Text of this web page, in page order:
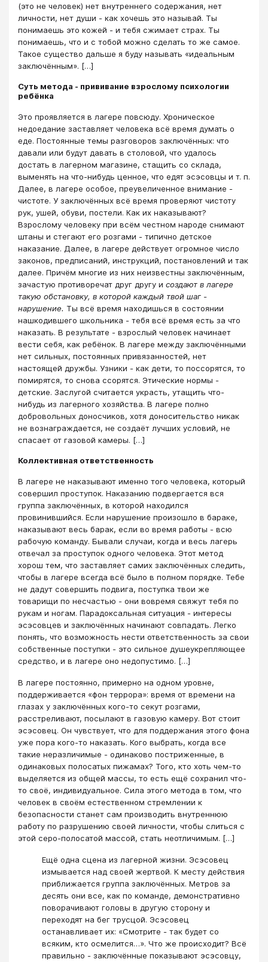
(это не человек) нет внутреннего содержания, нет
личности, нет души - как хочешь это называй. Ты
понимаешь это кожей - и тебя сжимает страх. Ты
понимаешь, что и с тобой можно сделать то же самое.
Такое существо дальше я буду называть «идеальным
заключённым». […]
Суть метода - прививание взрослому психологии
ребёнка
Это проявляется в лагере повсюду. Хроническое
недоедание заставляет человека всё время думать о
еде. Постоянные темы разговоров заключённых: что
давали или будут давать в столовой, что удалось
достать в лагерном магазине, стащить со склада,
выменять на что-нибудь ценное, что едят эсэсовцы и т. п.
Далее, в лагере особое, преувеличенное внимание -
чистоте. У заключённых всё время проверяют чистоту
рук, ушей, обуви, постели. Как их наказывают?
Взрослому человеку при всём честном народе снимают
штаны и стегают его розгами - типично детское
наказание. Далее, в лагере действует огромное число
законов, предписаний, инструкций, постановлений и так
далее. Причём многие из них неизвестны заключённым,
зачастую противоречат друг другу и создают в лагере
такую обстановку, в которой каждый твой шаг -
нарушение. Ты всё время находишься в состоянии
нашкодившего школьника - тебя всё время есть за что
наказать. В результате - взрослый человек начинает
вести себя, как ребёнок. В лагере между заключёнными
нет сильных, постоянных привязанностей, нет
настоящей дружбы. Узники - как дети, то поссорятся, то
помирятся, то снова ссорятся. Этические нормы -
детские. Заслугой считается украсть, утащить что-
нибудь из лагерного хозяйства. В лагере полно
добровольных доносчиков, хотя доносительство никак
не вознаграждается, не создаёт лучших условий, не
спасает от газовой камеры. […]
Коллективная ответственность
В лагере не наказывают именно того человека, который
совершил проступок. Наказанию подвергается вся
группа заключённых, в которой находился
провинившийся. Если нарушение произошло в бараке,
наказывают весь барак, если во время работы - всю
рабочую команду. Бывали случаи, когда и весь лагерь
отвечал за проступок одного человека. Этот метод
хорош тем, что заставляет самих заключённых следить,
чтобы в лагере всегда всё было в полном порядке. Тебе
не дадут совершить подвига, поступка твои же
товарищи по несчастью - они вовремя свяжут тебя по
рукам и ногам. Парадоксальная ситуация - интересы
эсэсовцев и заключённых начинают совпадать. Легко
понять, что возможность нести ответственность за свои
собственные поступки - это сильное душеукрепляющее
средство, и в лагере оно недопустимо. […]
В лагере постоянно, примерно на одном уровне,
поддерживается «фон террора»: время от времени на
глазах у заключённых кого-то секут розгами,
расстреливают, посылают в газовую камеру. Вот стоит
эсэсовец. Он чувствует, что для поддержания этого фона
уже пора кого-то наказать. Кого выбрать, когда все
такие неразличимые - одинаково постриженные, в
одинаковых полосатых пижамах? Того, кто хоть чем-то
выделяется из общей массы, то есть ещё сохранил что-
то своё, индивидуальное. Сила этого метода в том, что
человек в своём естественном стремлении к
безопасности станет сам производить внутреннюю
работу по разрушению своей личности, чтобы слиться с
этой серо-полосатой массой, стать неотличимым. […]
Ещё одна сцена из лагерной жизни. Эсэсовец
измывается над своей жертвой. К месту действия
приближается группа заключённых. Метров за
десять они все, как по команде, демонстративно
поворачивают головы в другую сторону и
переходят на бег трусцой. Эсэсовец
останавливает их: «Смотрите - так будет со
всяким, кто осмелится…». Что же происходит? Всё
правильно - заключённые показывают эсэсовцу,